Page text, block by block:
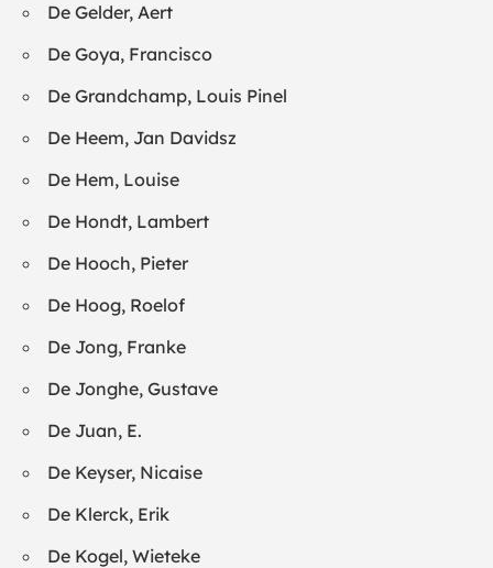
De Gelder, Aert
De Goya, Francisco
De Grandchamp, Louis Pinel
De Heem, Jan Davidsz
De Hem, Louise
De Hondt, Lambert
De Hooch, Pieter
De Hoog, Roelof
De Jong, Franke
De Jonghe, Gustave
De Juan, E.
De Keyser, Nicaise
De Klerck, Erik
De Kogel, Wieteke